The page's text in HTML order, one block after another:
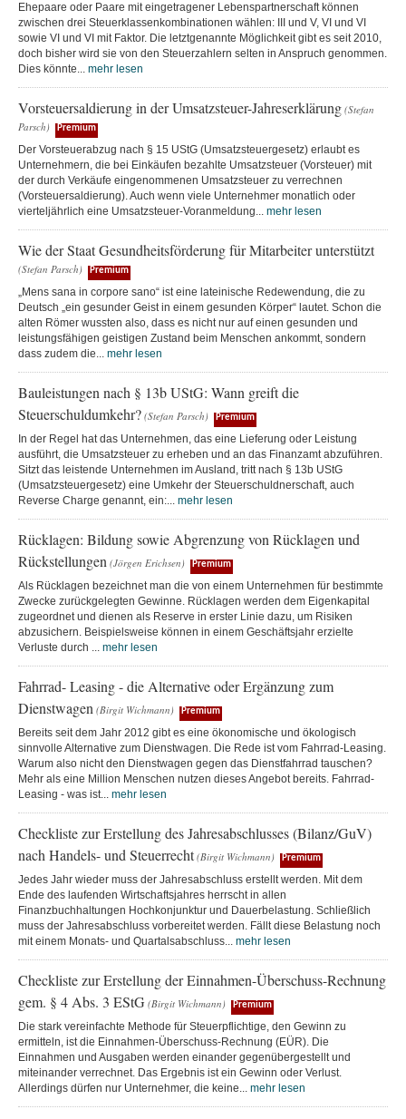
Ehepaare oder Paare mit eingetragener Lebenspartnerschaft können
zwischen drei Steuerklassenkombinationen wählen: III und V, VI und VI
sowie VI und VI mit Faktor. Die letztgenannte Möglichkeit gibt es seit 2010,
doch bisher wird sie von den Steuerzahlern selten in Anspruch genommen.
Dies könnte... mehr lesen
Vorsteuersaldierung in der Umsatzsteuer-Jahreserklärung (Stefan
Parsch)
Premium
Der Vorsteuerabzug nach § 15 UStG (Umsatzsteuergesetz) erlaubt es
Unternehmern, die bei Einkäufen bezahlte Umsatzsteuer (Vorsteuer) mit
der durch Verkäufe eingenommenen Umsatzsteuer zu verrechnen
(Vorsteuersaldierung). Auch wenn viele Unternehmer monatlich oder
vierteljährlich eine Umsatzsteuer-Voranmeldung... mehr lesen
Wie der Staat Gesundheitsförderung für Mitarbeiter unterstützt
(Stefan Parsch) Premium
„Mens sana in corpore sano“ ist eine lateinische Redewendung, die zu
Deutsch „ein gesunder Geist in einem gesunden Körper“ lautet. Schon die
alten Römer wussten also, dass es nicht nur auf einen gesunden und
leistungsfähigen geistigen Zustand beim Menschen ankommt, sondern
dass zudem die... mehr lesen
Bauleistungen nach § 13b UStG: Wann greift die
Steuerschuldumkehr? (Stefan Parsch) Premium
In der Regel hat das Unternehmen, das eine Lieferung oder Leistung
ausführt, die Umsatzsteuer zu erheben und an das Finanzamt abzuführen.
Sitzt das leistende Unternehmen im Ausland, tritt nach § 13b UStG
(Umsatzsteuergesetz) eine Umkehr der Steuerschuldnerschaft, auch
Reverse Charge genannt, ein:... mehr lesen
Rücklagen: Bildung sowie Abgrenzung von Rücklagen und
Rückstellungen (Jörgen Erichsen) Premium
Als Rücklagen bezeichnet man die von einem Unternehmen für bestimmte
Zwecke zurückgelegten Gewinne. Rücklagen werden dem Eigenkapital
zugeordnet und dienen als Reserve in erster Linie dazu, um Risiken
abzusichern. Beispielsweise können in einem Geschäftsjahr erzielte
Verluste durch ... mehr lesen
Fahrrad- Leasing - die Alternative oder Ergänzung zum
Dienstwagen (Birgit Wichmann) Premium
Bereits seit dem Jahr 2012 gibt es eine ökonomische und ökologisch
sinnvolle Alternative zum Dienstwagen. Die Rede ist vom Fahrrad-Leasing.
Warum also nicht den Dienstwagen gegen das Dienstfahrrad tauschen?
Mehr als eine Million Menschen nutzen dieses Angebot bereits. Fahrrad-
Leasing - was ist... mehr lesen
Checkliste zur Erstellung des Jahresabschlusses (Bilanz/GuV)
nach Handels- und Steuerrecht (Birgit Wichmann) Premium
Jedes Jahr wieder muss der Jahresabschluss erstellt werden. Mit dem
Ende des laufenden Wirtschaftsjahres herrscht in allen
Finanzbuchhaltungen Hochkonjunktur und Dauerbelastung. Schließlich
muss der Jahresabschluss vorbereitet werden. Fällt diese Belastung noch
mit einem Monats- und Quartalsabschluss... mehr lesen
Checkliste zur Erstellung der Einnahmen-Überschuss-Rechnung
gem. § 4 Abs. 3 EStG (Birgit Wichmann) Premium
Die stark vereinfachte Methode für Steuerpflichtige, den Gewinn zu
ermitteln, ist die Einnahmen-Überschuss-Rechnung (EÜR). Die
Einnahmen und Ausgaben werden einander gegenübergestellt und
miteinander verrechnet. Das Ergebnis ist ein Gewinn oder Verlust.
Allerdings dürfen nur Unternehmer, die keine... mehr lesen